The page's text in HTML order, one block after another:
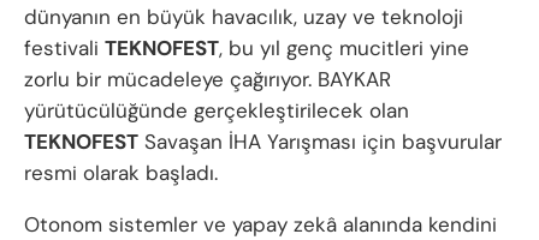
dünyanın en büyük havacılık, uzay ve teknoloji
festivali TEKNOFEST, bu yıl genç mucitleri yine
zorlu bir mücadeleye çağırıyor. BAYKAR
yürütücülüğünde gerçekleştirilecek olan
TEKNOFEST Savaşan İHA Yarışması için başvurular
resmi olarak başladı.
Otonom sistemler ve yapay zekâ alanında kendini